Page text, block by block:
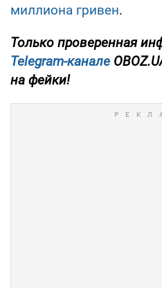
миллиона гривен.
Только проверенная
Telegram-канале
на фейки!